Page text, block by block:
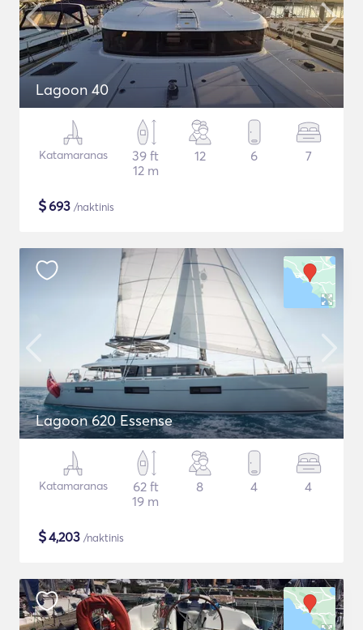
Lagoon 40
Katamaranas
39 ft
12 m
12 6 7
$693 /naktinis
Lagoon 620 Essense
Katamaranas
62 ft
19 m
8 4 4
$4,203 /naktinis